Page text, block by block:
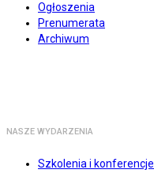
Ogłoszenia
Prenumerata
Archiwum
NASZE WYDARZENIA
Szkolenia i konferencje